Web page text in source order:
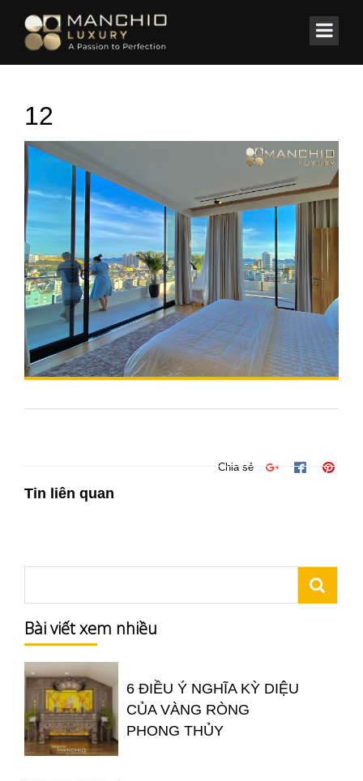
Home/BIỆT THỰ/ Biệt Thự Biển trên đồi Monaco-Hạ Long
12
Chia sẻ
Tin liên quan
Bài viết xem nhiều
6 ĐIỀU Ý NGHĨA KỲ DIỆU
CỦA VÀNG RÒNG
PHONG THỦY